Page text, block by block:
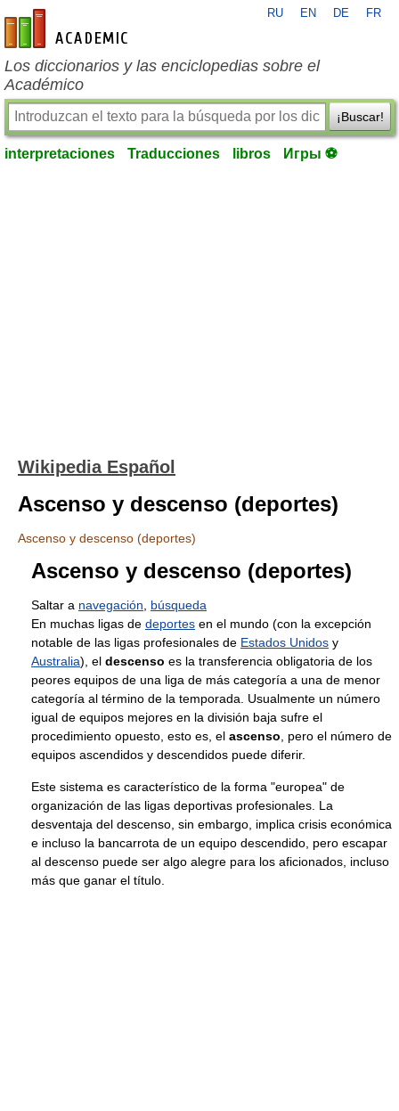
es-academic.com
RU EN DE FR
Los diccionarios y las enciclopedias sobre el
Académico
¡Buscar!
interpretaciones Traducciones libros Игры ⚽
Wikipedia Español
Ascenso y descenso (deportes)
Ascenso y descenso (deportes)
Ascenso y descenso (deportes)
Saltar a navegación
búsqueda
En muchas ligas de deportes en el mundo (con la excepción
notable de las ligas profesionales de Estados Unidos y
Australia), el descenso es la transferencia obligatoria de los
peores equipos de una liga de más categoría a una de menor
categoría al término de la temporada. Usualmente un número
igual de equipos mejores en la división baja sufre el
procedimiento opuesto, esto es, el ascenso , pero el número de
equipos ascendidos y descendidos puede diferir.
Este sistema es característico de la forma "europea" de
organización de las ligas deportivas profesionales. La
desventaja del descenso, sin embargo, implica crisis económica
e incluso la bancarrota de un equipo descendido, pero escapar
al descenso puede ser algo alegre para los aficionados, incluso
más que ganar el título.